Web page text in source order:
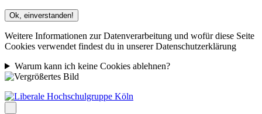
Ok, einverstanden!
Weitere Informationen zur Datenverarbeitung und wofür diese Seite
Cookies verwendet findest du in unserer Datenschutzerklärung
Warum kann ich keine Cookies ablehnen?